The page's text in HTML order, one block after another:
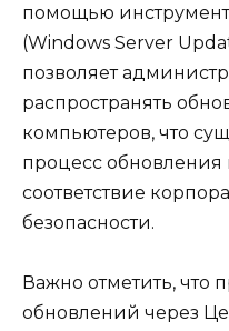
помощью
(Windows Server
позволяет
распространять
компьютеров, что
процесс обновления
соответствие
безопасности.
Важно отметить, что
обновлений через